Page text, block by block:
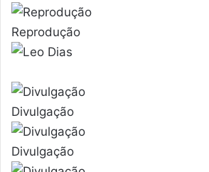
Reprodução
Divulgação
Divulgação